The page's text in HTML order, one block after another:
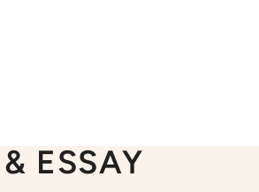
ESSAY